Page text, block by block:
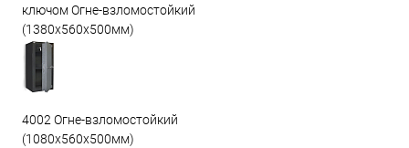
ключом Огне-взломостойкий
(1380х560х500мм)
4002 Огне-взломостойкий
(1080х560х500мм)